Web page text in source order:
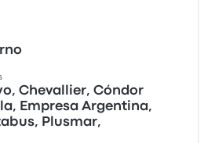
Chevallier, Cóndor
Empresa Argentina,
Plusmar,